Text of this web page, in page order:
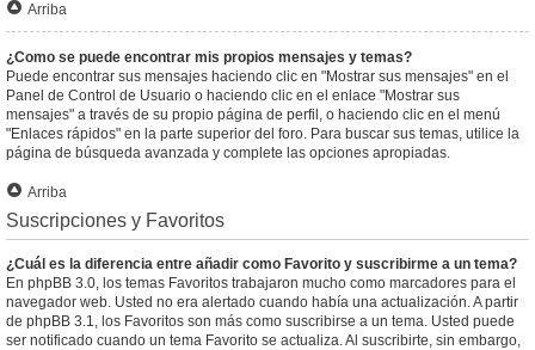
Arriba
¿Como se puede encontrar mis propios mensajes y temas?
Puede encontrar sus mensajes haciendo clic en "Mostrar sus mensajes" en el
Panel de Control de Usuario o haciendo clic en el enlace "Mostrar sus
mensajes" a través de su propio página de perfil, o haciendo clic en el menú
"Enlaces rápidos" en la parte superior del foro. Para buscar sus temas, utilice la
página de búsqueda avanzada y complete las opciones apropiadas.
Arriba
Suscripciones y Favoritos
¿Cuál es la diferencia entre añadir como Favorito y suscribirme a un tema?
En phpBB 3.0, los temas Favoritos trabajaron mucho como marcadores para el
navegador web. Usted no era alertado cuando había una actualización. A partir
de phpBB 3.1, los Favoritos son más como suscribirse a un tema. Usted puede
ser notificado cuando un tema Favorito se actualiza. Al suscribirte, sin embargo,